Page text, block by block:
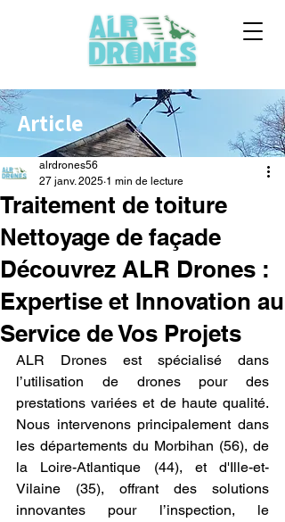
Article
Traitement de toiture
Nettoyage de façade
Découvrez ALR Drones :
Expertise et Innovation au
Service de Vos Projets
alrdrones56
27 janv. 2025 1 min de lecture
ALR Drones est spécialisé dans
l’utilisation de drones pour des
prestations variées et de haute qualité.
Nous intervenons principalement dans
les départements du Morbihan (56), de
la Loire-Atlantique (44), et d'Ille-et-
Vilaine (35), offrant des solutions
innovantes pour l’inspection, le